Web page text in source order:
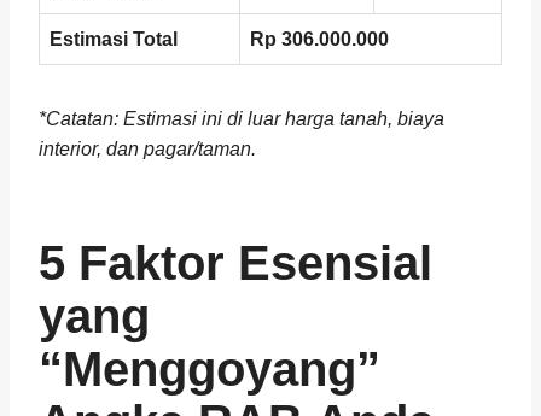
Estimasi Total Rp 306.000.000
*Catatan: Estimasi ini di luar harga tanah, biaya
interior, dan pagar/taman.
5 Faktor Esensial
yang
“Menggoyang”